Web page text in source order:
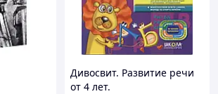
Дивосвит. Развитие речи
от 4 лет.